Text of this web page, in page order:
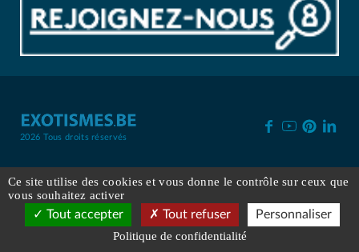
2026 Tous droits réservés
Mentions légales
FAQ
Plan du site
Émissions de CO2
Autorisation d'utilisation des images
Ce site utilise des cookies et vous donne le contrôle sur ceux que
vous souhaitez activer
Tout accepter
Tout refuser
Personnaliser
Politique de confidentialité